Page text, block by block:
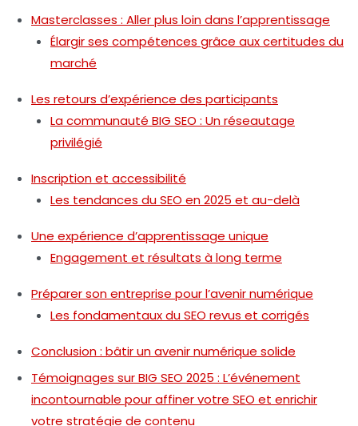
Masterclasses : Aller plus loin dans l’apprentissage
Élargir ses compétences grâce aux certitudes du
marché
Les retours d’expérience des participants
La communauté BIG SEO : Un réseautage
privilégié
Inscription et accessibilité
Les tendances du SEO en 2025 et au-delà
Une expérience d’apprentissage unique
Engagement et résultats à long terme
Préparer son entreprise pour l’avenir numérique
Les fondamentaux du SEO revus et corrigés
Conclusion : bâtir un avenir numérique solide
Témoignages sur BIG SEO 2025 : L’événement
incontournable pour affiner votre SEO et enrichir
votre stratégie de contenu